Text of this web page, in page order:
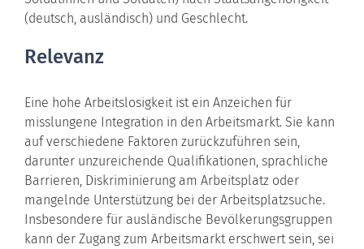
(deutsch, ausländisch) und Geschlecht.
Relevanz
Eine hohe Arbeitslosigkeit ist ein Anzeichen für
misslungene Integration in den Arbeitsmarkt. Sie kann
auf verschiedene Faktoren zurückzuführen sein,
darunter unzureichende Qualifikationen, sprachliche
Barrieren, Diskriminierung am Arbeitsplatz oder
mangelnde Unterstützung bei der Arbeitsplatzsuche.
Insbesondere für ausländische Bevölkerungsgruppen
kann der Zugang zum Arbeitsmarkt erschwert sein, sei